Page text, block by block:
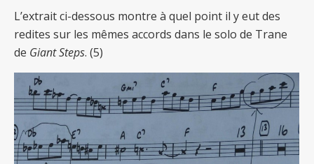
L’extrait ci-dessous montre à quel point il y eut des
redites sur les mêmes accords dans le solo de Trane
de Giant Steps. (5)